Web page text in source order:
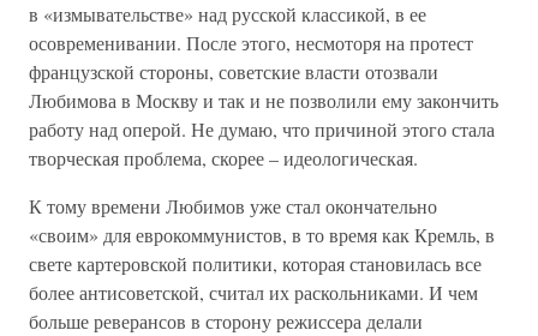
в «измывательстве» над русской классикой, в ее
осовременивании. После этого, несмоторя на протест
французской стороны, советские власти отозвали
Любимова в Москву и так и не позволили ему закончить
работу над оперой. Не думаю, что причиной этого стала
творческая проблема, скорее – идеологическая.
К тому времени Любимов уже стал окончательно
«своим» для еврокоммунистов, в то время как Кремль, в
свете картеровской политики, которая становилась все
более антисоветской, считал их раскольниками. И чем
больше реверансов в сторону режиссера делали